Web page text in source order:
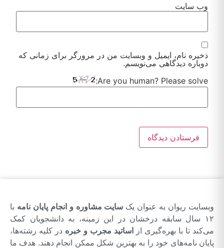
وب‌ سایت
ذخیره نام، ایمیل و وبسایت من در مرورگر برای زمانی که
دوباره دیدگاهی می‌نویسم.
Are you human? Please solve:
وبسایت ریوان به عنوان یک سایت مشاوره و انجام پایان نامه با
۱۲ سال سابقه درخشان در این زمینه، به دانشجویان کمک
می‌کند تا با بهره‌گیری از
اساتید مجرب و خبره در کلیه رشته‌ها،
پایان نامه‌های خود را به بهترین شکل ممکن انجام دهند. هدف ما